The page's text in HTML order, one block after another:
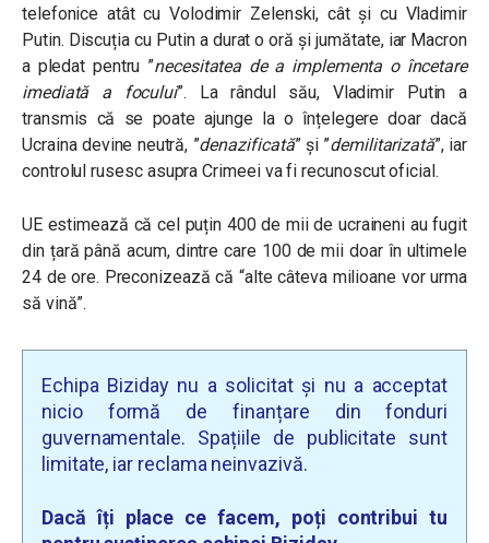
telefonice atât cu Volodimir Zelenski, cât și cu Vladimir
Putin. Discuția cu Putin a durat o oră și jumătate, iar Macron
a pledat pentru ”necesitatea de a implementa o încetare
imediată a focului”. La rândul său, Vladimir Putin a
transmis că se poate ajunge la o înțelegere doar dacă
Ucraina devine neutră, ”denazificată” și ”demilitarizată”, iar
controlul rusesc asupra Crimeei va fi recunoscut oficial.
UE estimează că cel puțin 400 de mii de ucraineni au fugit
din țară până acum, dintre care 100 de mii doar în ultimele
24 de ore. Preconizează că “alte câteva milioane vor urma
să vină”.
Echipa Biziday nu a solicitat și nu a acceptat
nicio formă de finanțare din fonduri
guvernamentale. Spațiile de publicitate sunt
limitate, iar reclama neinvazivă.
Dacă îți place ce facem, poți contribui tu